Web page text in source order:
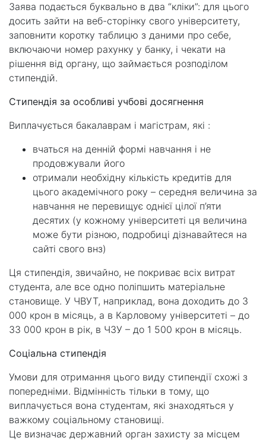
Заява подається буквально в два “кліки”: для цього
досить зайти на веб-сторінку свого університету,
заповнити коротку таблицю з даними про себе,
включаючи номер рахунку у банку, і чекати на
рішення від органу, що займається розподілом
стипендій.
Стипендія за особливі учбові досягнення
Виплачується бакалаврам і магістрам, які :
вчаться на денній формі навчання і не
продовжували його
отримали необхідну кількість кредитів для
цього академічного року – середня величина за
навчання не перевищує однієї цілої п’яти
десятих (у кожному університеті ця величина
може бути різною, подробиці дізнавайтеся на
сайті свого внз)
Ця стипендія, звичайно, не покриває всіх витрат
студента, але все одно поліпшить матеріальне
становище. У ЧВУТ, наприклад, вона доходить до 3
000 крон в місяць, а в Карловому університеті – до
33 000 крон в рік, в ЧЗУ – до 1 500 крон в місяць.
Соціальна стипендія
Умови для отримання цього виду стипендії схожі з
попередніми. Відмінність тільки в тому, що
виплачується вона студентам, які знаходяться у
важкому соціальному становищі.
Це визначає державний орган захисту за місцем